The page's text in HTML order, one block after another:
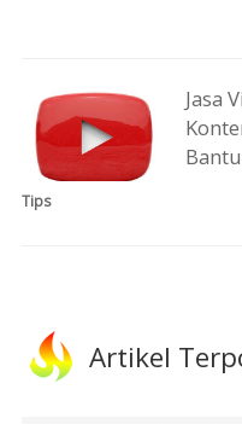
Jasa
Tips
Artikel